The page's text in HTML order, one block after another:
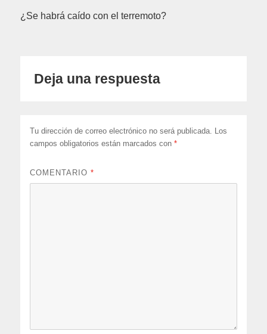
¿Se habrá caído con el terremoto?
Deja una respuesta
Tu dirección de correo electrónico no será publicada. Los
campos obligatorios están marcados con*
COMENTARIO*